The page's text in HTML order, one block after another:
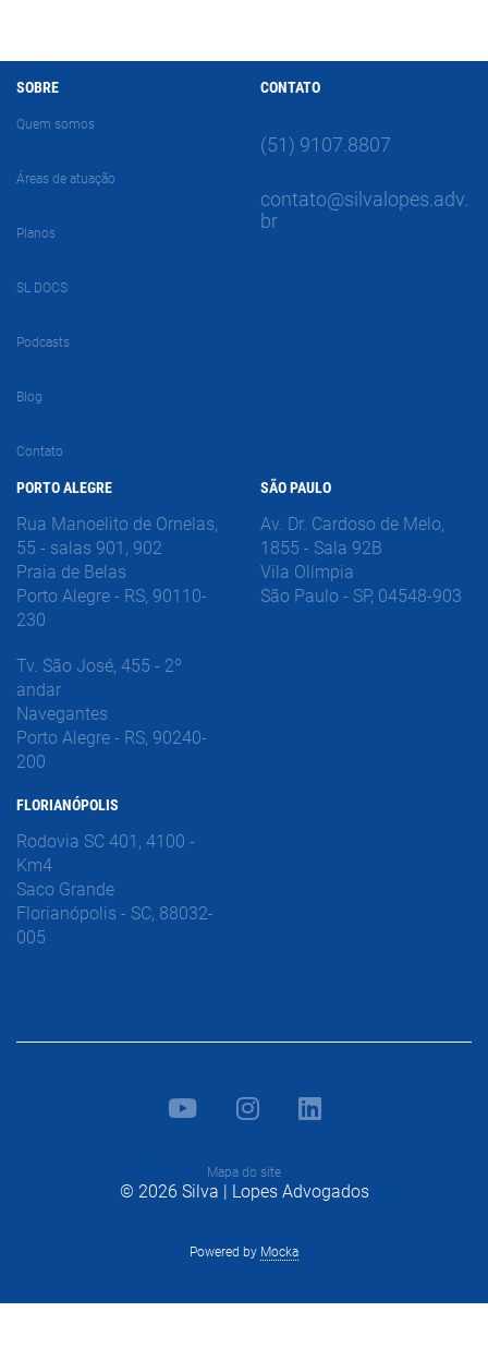
SOBRE
Quem somos
Áreas de atuação
Planos
SL DOCS
Podcasts
Blog
Contato
CONTATO
(51) 9107.8807
contato@silvalopes.adv.
br
PORTO ALEGRE
Rua Manoelito de Ornelas,
55 - salas 901, 902
Praia de Belas
Porto Alegre - RS, 90110-
230
Tv. São José, 455 - 2º
andar
Navegantes
Porto Alegre - RS, 90240-
200
FLORIANÓPOLIS
Rodovia SC 401, 4100 -
Km4
Saco Grande
Florianópolis - SC, 88032-
005
SÃO PAULO
Av. Dr. Cardoso de Melo,
1855 - Sala 92B
Vila Olímpia
São Paulo - SP, 04548-903
Mapa do site
© 2026 Silva | Lopes Advogados
Powered by Mocka